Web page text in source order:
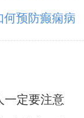
何预防癫痫病
一定要注意